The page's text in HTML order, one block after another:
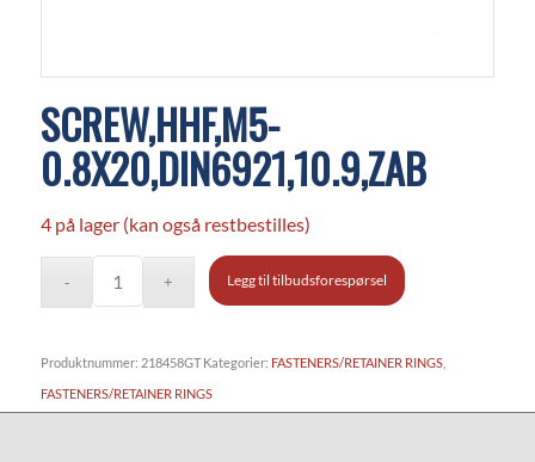
SCREW,HHF,M5-
0.8X20,DIN6921,10.9,ZAB
4 på lager (kan også restbestilles)
Legg til tilbudsforespørsel
Produktnummer: 218458GT Kategorier: FASTENERS/RETAINER RINGS,
FASTENERS/RETAINER RINGS